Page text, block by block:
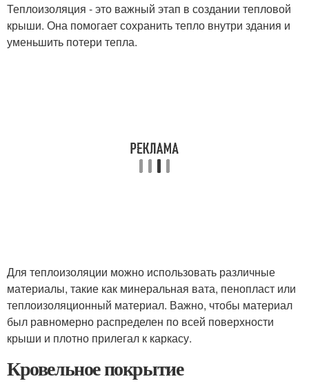
Теплоизоляция - это важный этап в создании тепловой
крыши. Она помогает сохранить тепло внутри здания и
уменьшить потери тепла.
Для теплоизоляции можно использовать различные
материалы, такие как минеральная вата, пенопласт или
теплоизоляционный материал. Важно, чтобы материал
был равномерно распределен по всей поверхности
крыши и плотно прилегал к каркасу.
Кровельное покрытие